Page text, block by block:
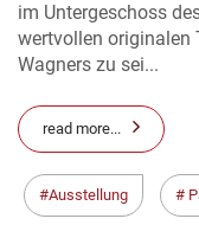
im Untergeschoss
wertvollen originalen
Wagners zu sei...
read more...
Ausstellung